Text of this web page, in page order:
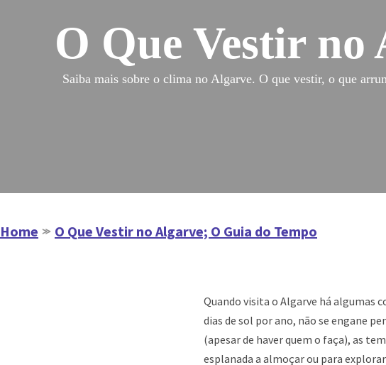
O Que Vestir no
Saiba mais sobre o clima no Algarve. O que vestir, o que
Home ≫ O Que Vestir no Algarve; O Guia do Tempo
Quando visita o Algarve há algumas
dias de sol por ano, não se engane
(apesar de haver quem o faça), as
esplanada a almoçar ou para